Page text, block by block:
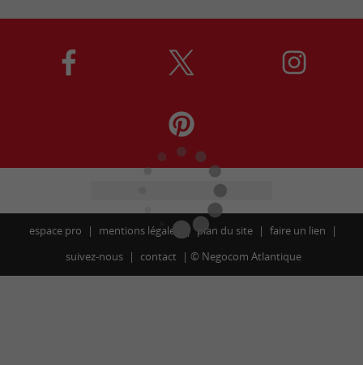
espace pro mentions légales plan du site
faire un lien
suivez-nous
contact © Negocom Atlantique